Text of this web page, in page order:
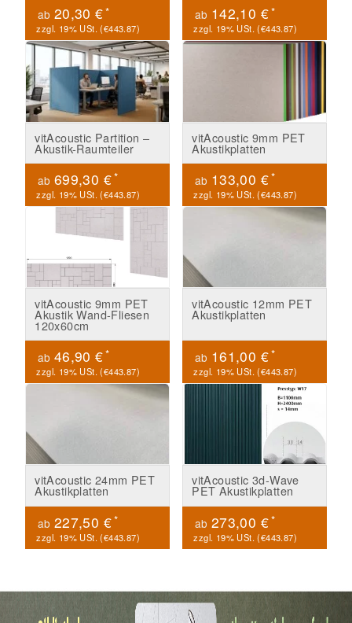
ab 20,30 €*
zzgl. 19% USt. (€443.87)
ab 142,10 €*
zzgl. 19% USt. (€443.87)
vitAcoustic Partition –
Akustik-Raumteiler
ab 699,30 €*
zzgl. 19% USt. (€443.87)
vitAcoustic 9mm PET
Akustikplatten
ab 133,00 €*
zzgl. 19% USt. (€443.87)
vitAcoustic 9mm PET
Akustik Wand-Fliesen
120x60cm
ab 46,90 €*
zzgl. 19% USt. (€443.87)
vitAcoustic 12mm PET
Akustikplatten
ab 161,00 €*
zzgl. 19% USt. (€443.87)
vitAcoustic 24mm PET
Akustikplatten
ab 227,50 €*
zzgl. 19% USt. (€443.87)
vitAcoustic 3d-Wave
PET Akustikplatten
ab 273,00 €*
zzgl. 19% USt. (€443.87)